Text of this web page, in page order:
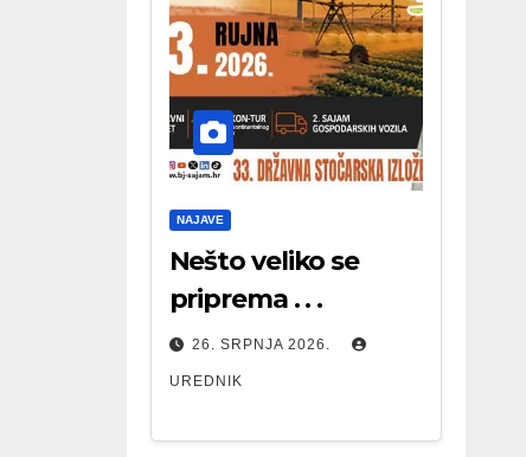
NAJAVE
Nešto veliko se
priprema . . .
26. SRPNJA 2026.
UREDNIK